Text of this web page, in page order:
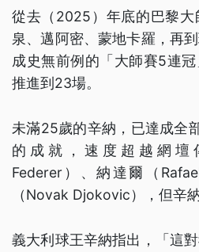
從去（2025）年底的巴黎
泉、邁阿密、蒙地卡羅，再
成史無前例的「大師賽5連
推進到23場。
未滿25歲的辛納，已達成全
的成就，速度超越網壇
Federer）、納達爾（
（Novak Djokovic），但辛
義大利球王辛納指出，「這